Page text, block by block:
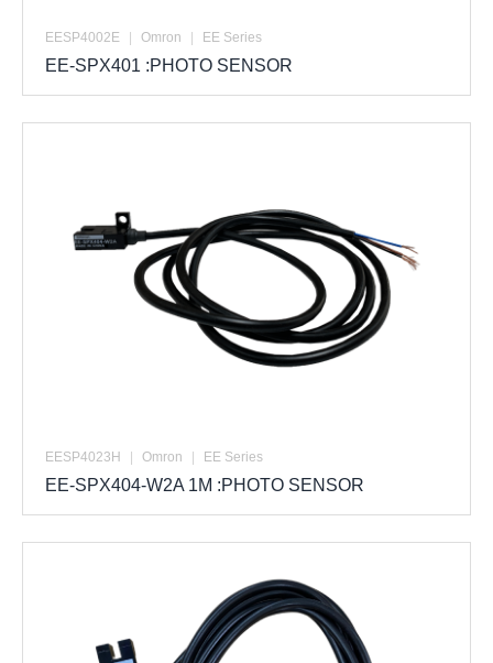
EESP4002E | Omron | EE Series
EE-SPX401 :PHOTO SENSOR
EESP4023H | Omron | EE Series
EE-SPX404-W2A 1M :PHOTO SENSOR